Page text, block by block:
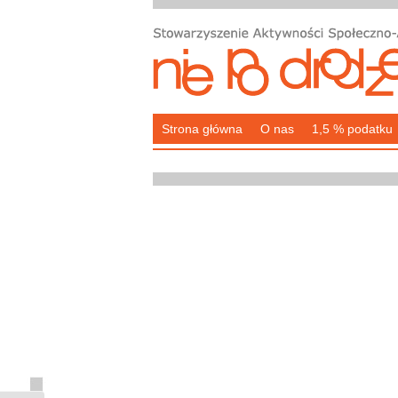
Strona główna O nas 1,5 % podatku